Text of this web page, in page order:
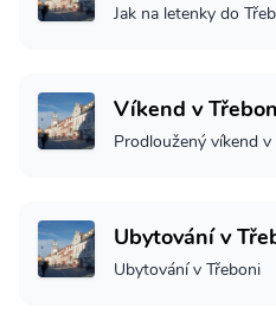
Jak na letenky do
Víkend v
Prodloužený víkend v
Ubytování v
Ubytování v Třeboni